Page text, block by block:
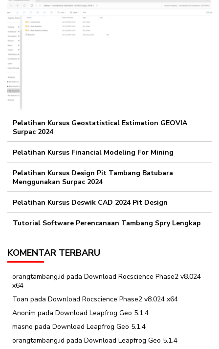
Pelatihan Kursus Geostatistical Estimation GEOVIA
Surpac 2024
Pelatihan Kursus Financial Modeling For Mining
Pelatihan Kursus Design Pit Tambang Batubara
Menggunakan Surpac 2024
Pelatihan Kursus Deswik CAD 2024 Pit Design
Tutorial Software Perencanaan Tambang Spry Lengkap
KOMENTAR TERBARU
orangtambang.id pada Download Rocscience Phase2 v8.024
x64
Toan pada Download Rocscience Phase2 v8.024 x64
Anonim pada Download Leapfrog Geo 5.1.4
masno pada Download Leapfrog Geo 5.1.4
orangtambang.id pada Download Leapfrog Geo 5.1.4